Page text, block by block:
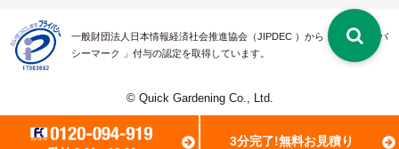
3分完了!無料お見積り
一般財団法人日本情報経済社会推進協会（JIPDEC ）から 、「 プライバ
シーマーク 」付与の認定を取得しています。
© Quick Gardening Co., Ltd.